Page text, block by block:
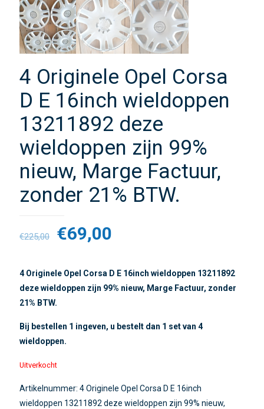
4 Originele Opel Corsa
D E 16inch wieldoppen
13211892 deze
wieldoppen zijn 99%
nieuw, Marge Factuur,
zonder 21% BTW.
€225,00 €69,00
4 Originele Opel Corsa D E 16inch wieldoppen 13211892
deze wieldoppen zijn 99% nieuw, Marge Factuur, zonder
21% BTW.
Bij bestellen 1 ingeven, u bestelt dan 1 set van 4
wieldoppen.
Uitverkocht
Artikelnummer: 4 Originele Opel Corsa D E 16inch
wieldoppen 13211892 deze wieldoppen zijn 99% nieuw,